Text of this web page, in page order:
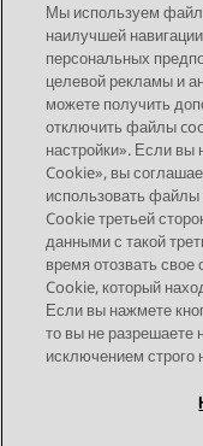
Send Feedback
Topic
Предыдущая
STAY
Мы используем
наилучшей
персональных
целевой рекламы и
можете получить
отключить файлы
настройки». Если
Cookie», вы
использовать
Cookie третьей
данными с такой
время отозвать
Cookie, который
Если вы нажмете
то вы не разрешаете
исключением